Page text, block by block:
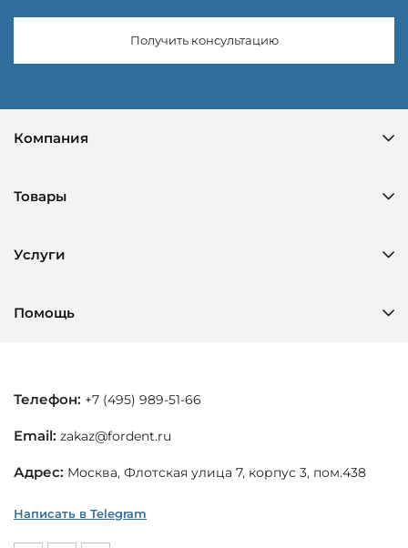
Получить консультацию
Компания
Товары
Услуги
Помощь
Телефон: +7 (495) 989-51-66
Email: zakaz@fordent.ru
Адрес: Москва, Флотская улица 7, корпус 3, пом.438
Написать в Telegram